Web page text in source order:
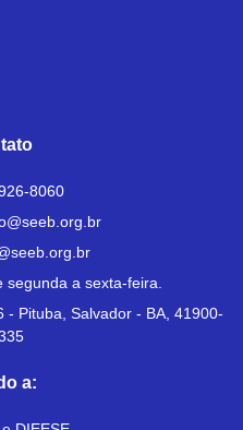
8060
a sexta-feira.
- Pituba, Salvador - BA, 41900-
a: